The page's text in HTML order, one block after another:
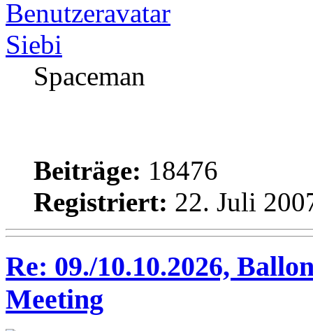
Siebi
Spaceman
Beiträge: 18476
Registriert: 22. Juli
Re: 09./10.10.2026,
Meeting